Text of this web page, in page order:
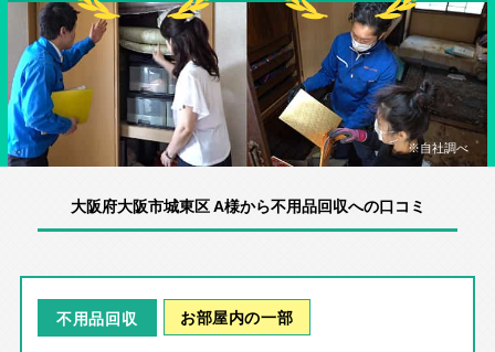
※自社調べ
大阪府大阪市城東区 A様から不用品回収への口コミ
不用品回収 お部屋内の一部